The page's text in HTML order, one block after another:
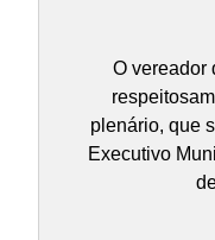
O vereador
plenário, que
Executivo